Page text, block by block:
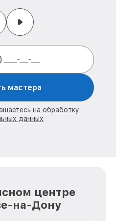
мастера
на обработку
данных
центре
на-Дону